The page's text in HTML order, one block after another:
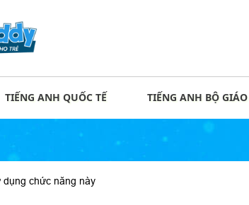
TIẾNG ANH QUỐC TẾ TIẾNG ANH BỘ
dụng chức năng này